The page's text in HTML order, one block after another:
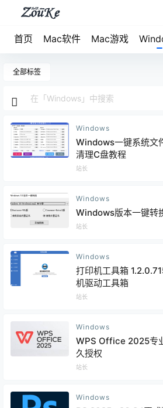
首页 Mac软件 Mac游戏
全部标签
Windows
Windows一键系统文
清理C盘教程
站长
Windows
Windows版本一键转
站长
Windows
打印机工具箱
机驱动工具箱
站长
Windows
WPS Office 2025专
久授权
站长
Windows